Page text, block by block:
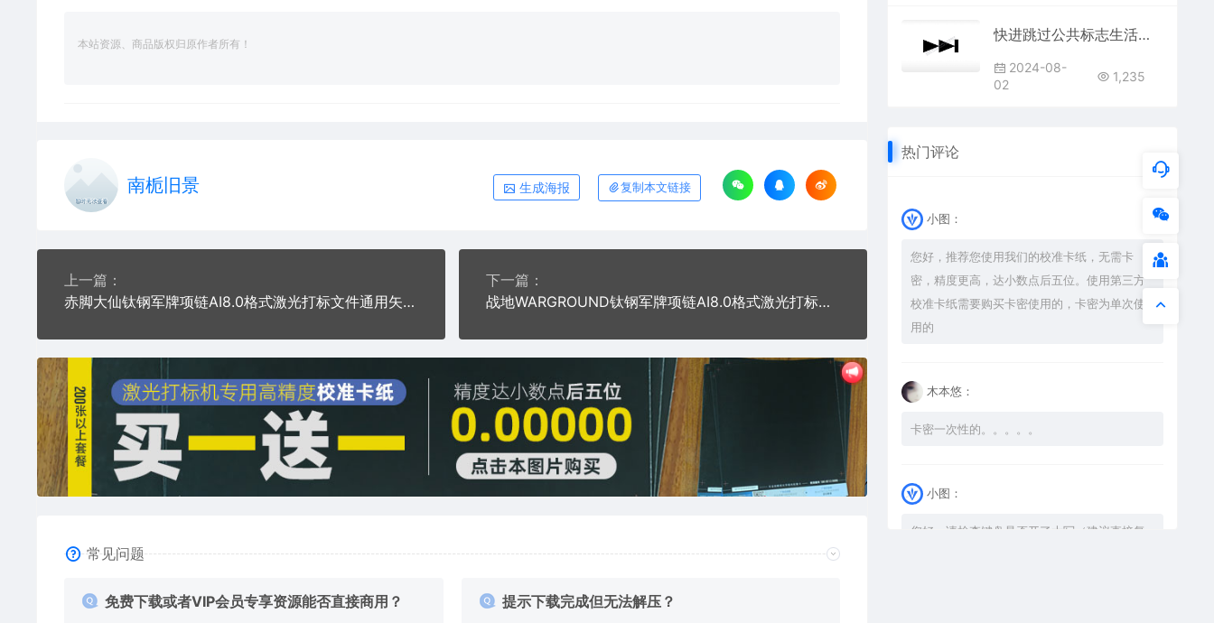
本站资源、商品版权归原作者所有！
南栀旧景 生成海报 复制本文链接
上一篇：
赤脚大仙钛钢军牌项链AI8.0格式激光打标文件通用矢量图
下一篇：
战地WARGROUND钛钢军牌项链AI8.0格式激光打标文件通用矢量图
常见问题
免费下载或者VIP会员专享资源能否直接商用？ 提示下载完成但无法解压？
快进跳过公共标志生活日常公共图标系列布告栏黑色白色
2024-08-
02
1,235
热门评论
小图：
您好，推荐您使用我们的校准卡纸，无需卡
密，精度更高，达小数点后五位。使用第三方
校准卡纸需要购买卡密使用的，卡密为单次使
用的
木本悠：
卡密一次性的。。。。。
小图：
您好，请检查键盘是否开了大写（建议直接复